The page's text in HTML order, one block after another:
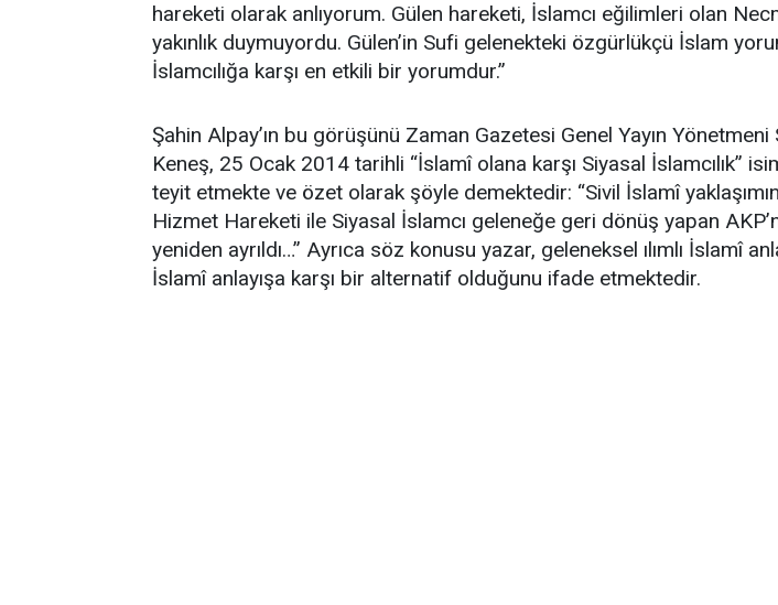
hareketi olarak anlıyorum. Gülen hareketi, İslamcı eğilimleri olan
yakınlık duymuyordu. Gülen’in Sufi gelenekteki özgürlükçü İslam
İslamcılığa karşı en etkili bir yorumdur.”
Şahin Alpay’ın bu görüşünü Zaman Gazetesi Genel Yayın Yönetmeni
Keneş, 25 Ocak 2014 tarihli “İslamî olana karşı Siyasal İslamcılık”
teyit etmekte ve özet olarak şöyle demektedir: “Sivil İslamî
Hizmet Hareketi ile Siyasal İslamcı geleneğe geri dönüş yapan
yeniden ayrıldı…” Ayrıca söz konusu yazar, geleneksel ılımlı İslamî
İslamî anlayışa karşı bir alternatif olduğunu ifade etmektedir.